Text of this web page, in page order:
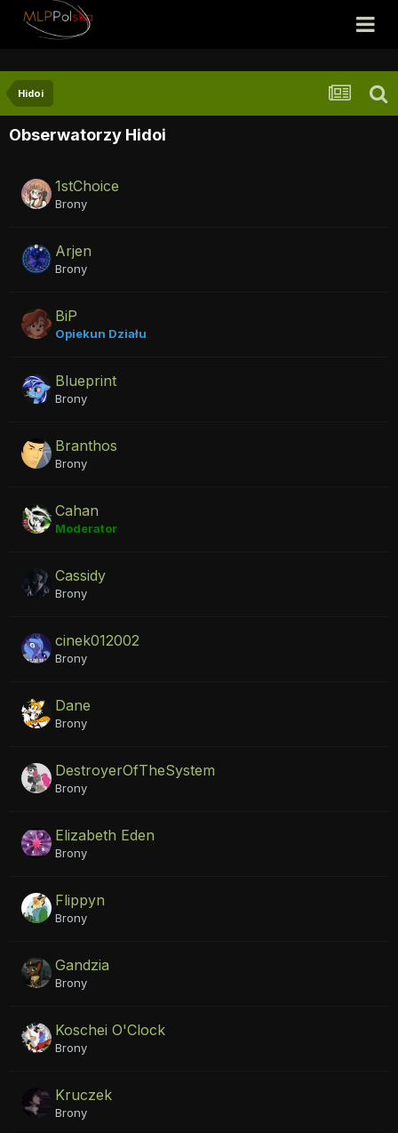
Hidoi
Obserwatorzy Hidoi
1stChoice
Brony
Arjen
Brony
BiP
Opiekun Działu
Blueprint
Brony
Branthos
Brony
Cahan
Moderator
Cassidy
Brony
cinek012002
Brony
Dane
Brony
DestroyerOfTheSystem
Brony
Elizabeth Eden
Brony
Flippyn
Brony
Gandzia
Brony
Koschei O'Clock
Brony
Kruczek
Brony